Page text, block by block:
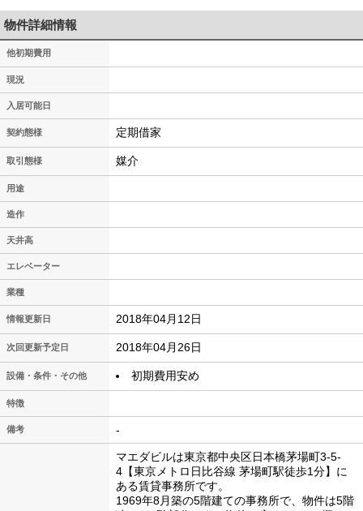
物件詳細情報
他初期費用
現況
入居可能日
契約態様 定期借家
取引態様 媒介
用途
造作
天井高
エレベーター
業種
情報更新日 2018年04月12日
次回更新予定日 2018年04月26日
設備・条件・その他 初期費用安め
特徴
備考 -
マエダビルは東京都中央区日本橋茅場町3-5-
4【東京メトロ日比谷線 茅場町駅徒歩1分】に
ある賃貸事務所です。
1969年8月築の5階建ての事務所で、物件は5階